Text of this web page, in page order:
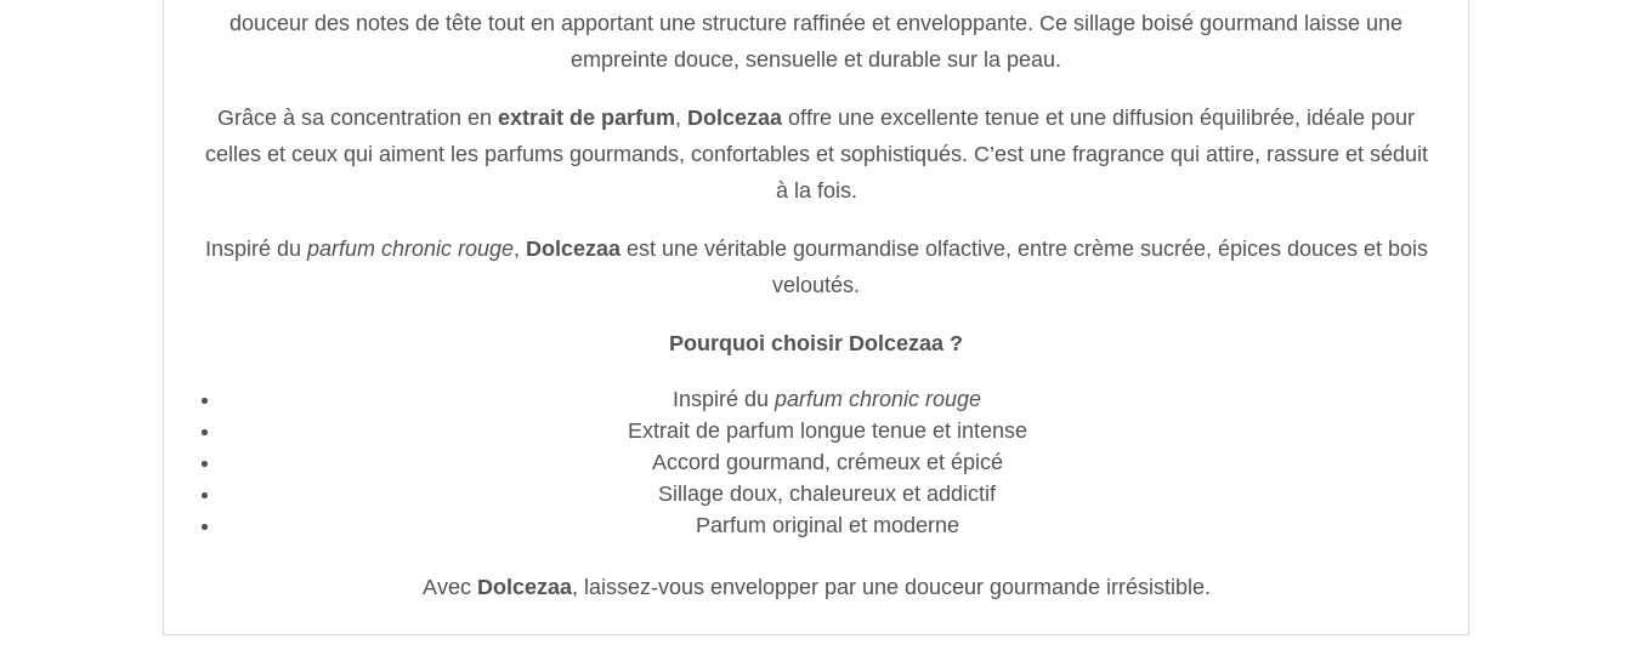
douceur des notes de tête tout en apportant une structure raffinée et enveloppante. Ce sillage boisé gourmand laisse une
empreinte douce, sensuelle et durable sur la peau.
Grâce à sa concentration en extrait de parfum, Dolcezaa offre une excellente tenue et une diffusion équilibrée, idéale pour
celles et ceux qui aiment les parfums gourmands, confortables et sophistiqués. C’est une fragrance qui attire, rassure et séduit
à la fois.
Inspiré du parfum chronic rouge, Dolcezaaest une véritable gourmandise olfactive, entre crème sucrée, épices douces et bois
veloutés.
Pourquoi choisir Dolcezaa ?
Inspiré du parfum chronic rouge
Extrait de parfum longue tenue et intense
Accord gourmand, crémeux et épicé
Sillage doux, chaleureux et addictif
Parfum original et moderne
Avec Dolcezaa, laissez-vous envelopper par une douceur gourmande irrésistible.